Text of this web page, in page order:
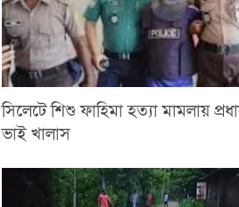
সিলেটে শিশু ফাহিমা হত্যা মামলায়
ভাই খালাস